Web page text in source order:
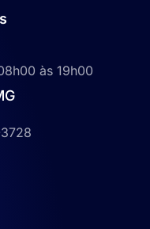
às 19h00